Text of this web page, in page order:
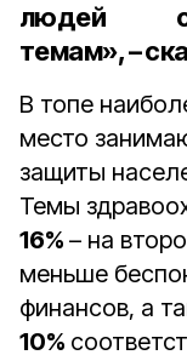
людей
темам», –
В топе
место
защиты
Темы
16% – на
меньше
финансов, а
10%